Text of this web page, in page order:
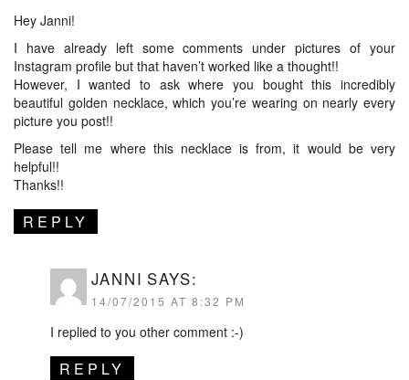
Hey Janni!
I have already left some comments under pictures of your
Instagram profile but that haven’t worked like a thought!!
However, I wanted to ask where you bought this incredibly
beautiful golden necklace, which you’re wearing on nearly every
picture you post!!
Please tell me where this necklace is from, it would be very
helpful!!
Thanks!!
REPLY
JANNI SAYS:
14/07/2015 AT 8:32 PM
I replied to you other comment :-)
REPLY